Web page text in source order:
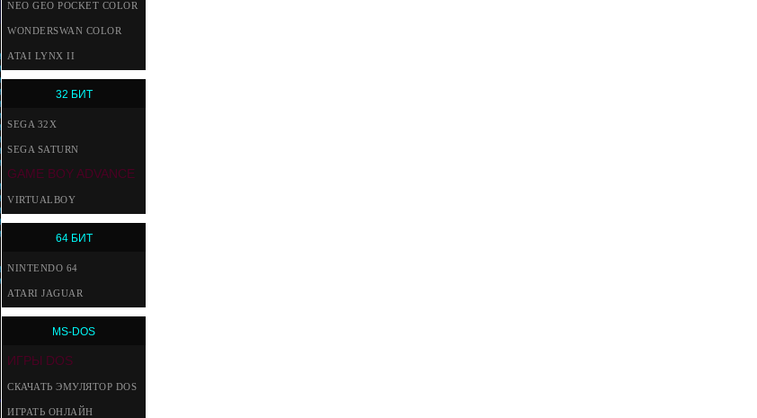
NEO GEO POCKET COLOR
WONDERSWAN COLOR
ATAI LYNX II
32 БИТ
SEGA 32X
SEGA SATURN
GAME BOY ADVANCE
VIRTUALBOY
64 БИТ
NINTENDO 64
ATARI JAGUAR
MS-DOS
ИГРЫ DOS
СКАЧАТЬ ЭМУЛЯТОР DOS
ИГРАТЬ ОНЛАЙН